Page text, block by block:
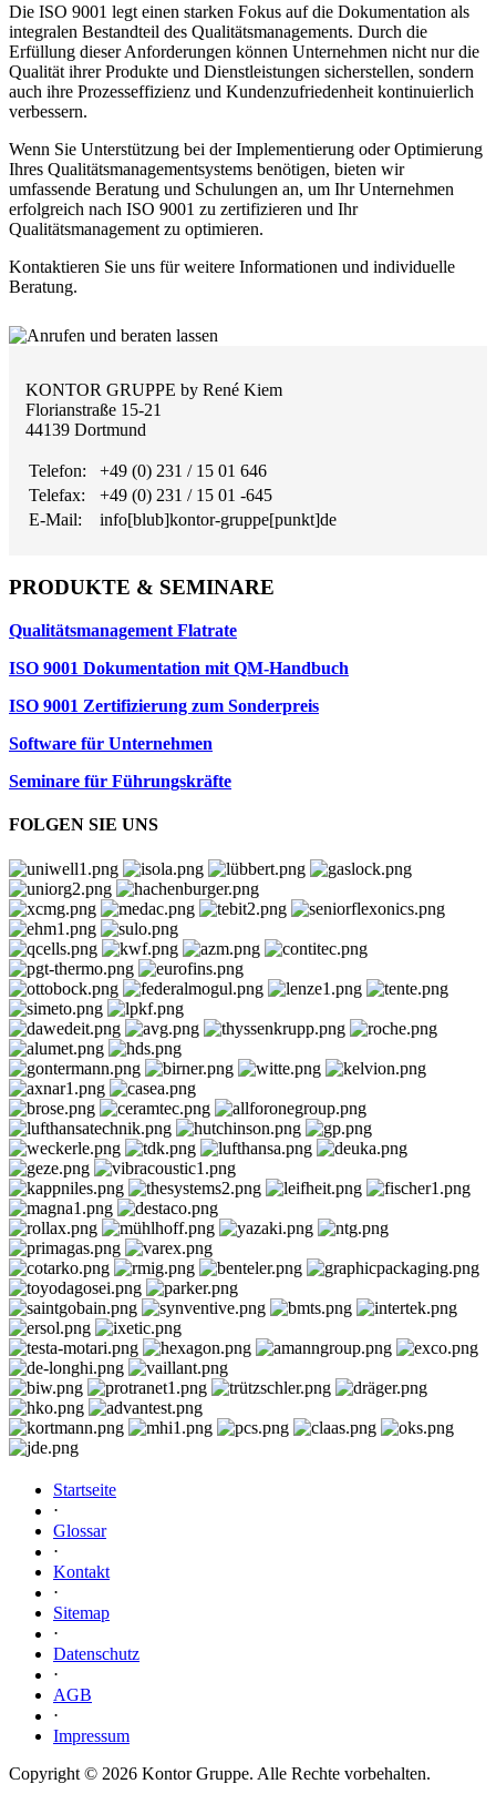
Die ISO 9001 legt einen starken Fokus auf die Dokumentation als
integralen Bestandteil des Qualitätsmanagements. Durch die
Erfüllung dieser Anforderungen können Unternehmen nicht nur die
Qualität ihrer Produkte und Dienstleistungen sicherstellen, sondern
auch ihre Prozesseffizienz und Kundenzufriedenheit kontinuierlich
verbessern.
Wenn Sie Unterstützung bei der Implementierung oder Optimierung
Ihres Qualitätsmanagementsystems benötigen, bieten wir
umfassende Beratung und Schulungen an, um Ihr Unternehmen
erfolgreich nach ISO 9001 zu zertifizieren und Ihr
Qualitätsmanagement zu optimieren.
Kontaktieren Sie uns für weitere Informationen und individuelle
Beratung.
KONTOR GRUPPE by René Kiem
Florianstraße 15-21
44139 Dortmund
Telefon:
+49 (0) 231 / 15 01 646
Telefax:
+49 (0) 231 / 15 01 -645
E-Mail:
info[blub]kontor-gruppe[punkt]de
PRODUKTE & SEMINARE
Qualitätsmanagement Flatrate
ISO 9001 Dokumentation mit QM-Handbuch
ISO 9001 Zertifizierung zum Sonderpreis
Software für Unternehmen
Seminare für Führungskräfte
FOLGEN SIE UNS
Startseite
⋅
Glossar
⋅
Kontakt
⋅
Sitemap
⋅
Datenschutz
⋅
AGB
⋅
Impressum
Copyright © 2026 Kontor Gruppe. Alle Rechte vorbehalten.